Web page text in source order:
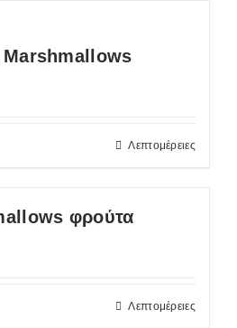
Λεπτομέρειες
φρούτα
Λεπτομέρειες